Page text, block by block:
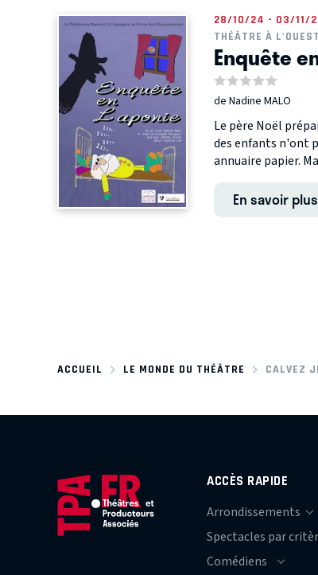
28/10/24 - 03/11/
THÉÂTRE À
Enquête
de Nadine MALO
Le père Noël
des enfants n'ont
annuaire papier.
En savoir plus
ACCUEIL LE MONDE DU THÉÂTRE CALVEZ
ACCÈS RAPIDE